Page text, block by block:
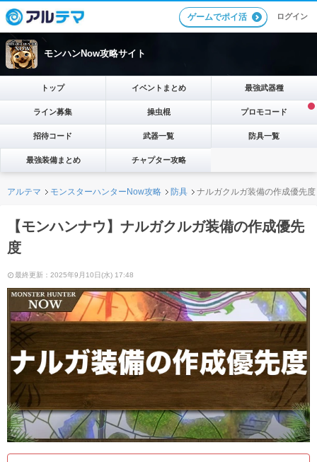
ゲームでポイ活 ログイン
モンハンNow攻略サイト
トップ イベントまとめ 最強武器種
ライン募集 操虫棍 プロモコード
招待コード 武器一覧 防具一覧
最強装備まとめ チャプター攻略
アルテマ モンスターハンターNow攻略 防具 ナルガクルガ装備の作成優先度
【モンハンナウ】ナルガクルガ装備の作成優先
度
最終更新：2025年9月10日(水) 17:48